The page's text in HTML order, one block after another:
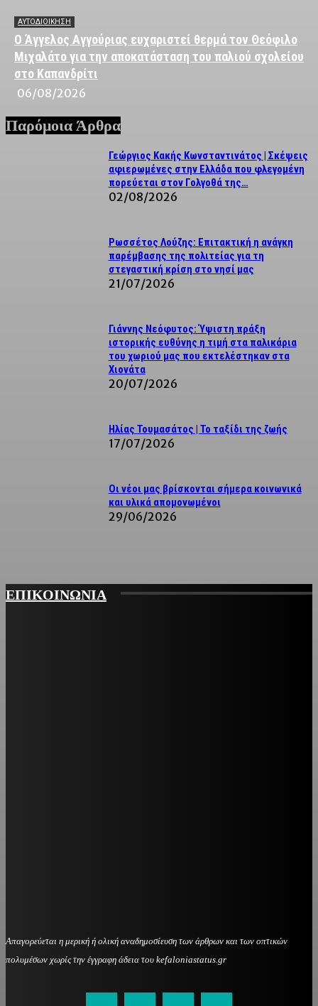
ΑΥΤΟΔΙΟΙΚΗΣΗ
Ο Άγγελος Αγγούριας ευχαριστεί θερμά τον Θεόφιλο
Μιχαλάτο για την αποκατάσταση του παλιού σχολείου
στο Καπανδρίτι
06/08/2026
Παρόμοια Άρθρα
Γεώργιος Κακής Κωνσταντινάτος | Σκέψεις
αφιερωμένες στην Ελλάδα που φλεγομένη
πορεύεται στον Γολγοθά της…
02/08/2026
Ρωσσέτος Λούζης: Επιτακτική η ανάγκη
παρέμβασης της πολιτείας για τη
στεγαστική κρίση στο νησί μας
21/07/2026
Γιάννης Νεόφυτος: Ύψιστη πράξη
ιστορικής ευθύνης η τιμή στα παλικάρια
του χωριού μας που εκτελέστηκαν στα
Χιονάτα
20/07/2026
Ηλίας Τουμασάτος | Το ταξίδι της ζωής
17/07/2026
Οι νέοι μας βρίσκονται σήμερα κοινωνικά
και υλικά απομονωμένοι
29/06/2026
ΕΠΙΚΟΙΝΩΝΙΑ
Απαγορεύεται η μερική ή ολική αναδημοσίευση των άρθρων και των οπτικών
πολυμέσων χωρίς την έγγραφη άδεια του kefaloniastatus.gr